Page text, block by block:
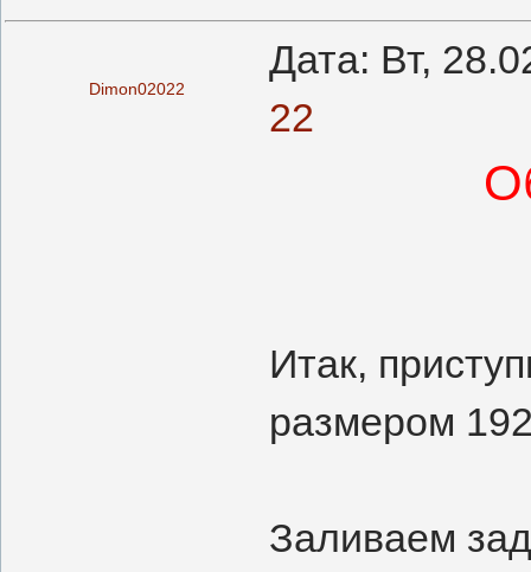
Dimon02022
Дата: Вт,
22
Итак,
размером
Заливаем